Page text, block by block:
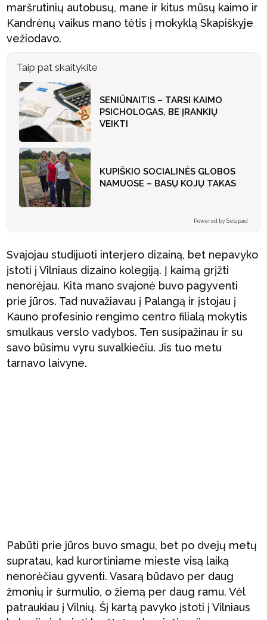
maršrutinių autobusų, mane ir kitus mūsų kaimo ir
Kandrėnų vaikus mano tėtis į mokyklą Skapiškyje
vežiodavo.
Taip pat skaitykite
SENIŪNAITIS – TARSI KAIMO
PSICHOLOGAS, BE ĮRANKIŲ
VEIKTI
KUPIŠKIO SOCIALINĖS GLOBOS
NAMUOSE – BASŲ KOJŲ TAKAS
Powered by Setupad
Svajojau studijuoti interjero dizainą, bet nepavyko
įstoti į Vilniaus dizaino kolegiją. Į kaimą grįžti
nenorėjau. Kita mano svajonė buvo pagyventi
prie jūros. Tad nuvažiavau į Palangą ir įstojau į
Kauno profesinio rengimo centro filialą mokytis
smulkaus verslo vadybos. Ten susipažinau ir su
savo būsimu vyru suvalkiečiu. Jis tuo metu
tarnavo laivyne.
Pabūti prie jūros buvo smagu, bet po dvejų metų
supratau, kad kurortiniame mieste visą laiką
nenorėčiau gyventi. Vasarą būdavo per daug
žmonių ir šurmulio, o žiemą per daug ramu. Vėl
patraukiau į Vilnių. Šį kartą pavyko įstoti į Vilniaus